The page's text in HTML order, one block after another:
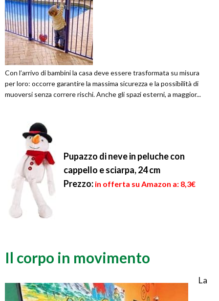
Con l’arrivo di bambini la casa deve essere trasformata su misura
per loro: occorre garantire la massima sicurezza e la possibilità di
muoversi senza correre rischi. Anche gli spazi esterni, a maggior...
Pupazzo di neve in peluche con
cappello e sciarpa, 24 cm
Prezzo: in offerta su Amazon a: 8,3€
Il corpo in movimento
La